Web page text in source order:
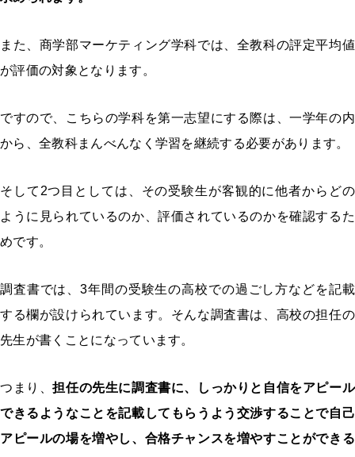
また、商学部マーケティング学科では、全教科の評定平均値
が評価の対象となります。
ですので、こちらの学科を第一志望にする際は、一学年の内
から、全教科まんべんなく学習を継続する必要があります。
そして2つ目としては、その受験生が客観的に他者からどの
ように見られているのか、評価されているのかを確認するた
めです。
調査書では、3年間の受験生の高校での過ごし方などを記載
する欄が設けられています。そんな調査書は、高校の担任の
先生が書くことになっています。
つまり、担任の先生に調査書に、しっかりと自信をアピール
できるようなことを記載してもらうよう交渉することで自己
アピールの場を増やし、合格チャンスを増やすことができる